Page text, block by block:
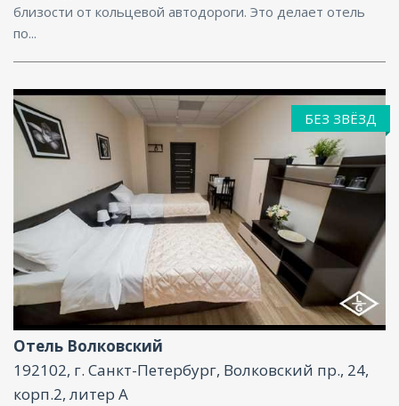
близости от кольцевой автодороги. Это делает отель
по...
Парковка, Интернет
БЕЗ ЗВЁЗД
Отель Волковский
192102, г. Санкт-Петербург, Волковский пр., 24,
корп.2, литер А